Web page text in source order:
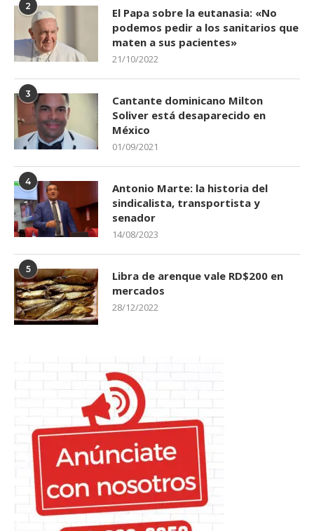
2
El Papa sobre la eutanasia: «No
podemos pedir a los sanitarios que
maten a sus pacientes»
21/10/2022
3
Cantante dominicano Milton
Soliver está desaparecido en
México
01/09/2021
4
Antonio Marte: la historia del
sindicalista, transportista y
senador
14/08/2023
5
Libra de arenque vale RD$200 en
mercados
28/12/2022